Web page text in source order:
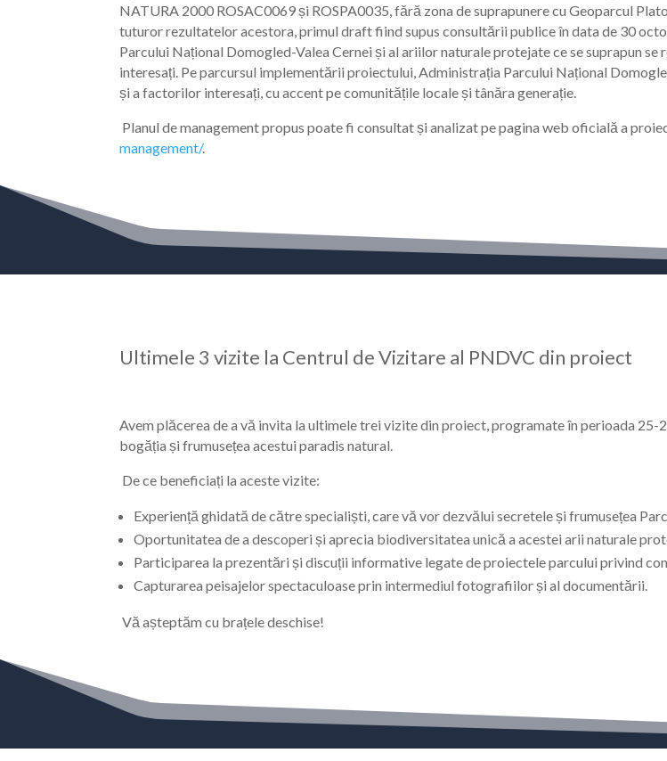
NATURA 2000 ROSAC0069 și ROSPA0035, fără zona de suprapunere cu Geoparcul
tuturor rezultatelor acestora, primul draft fiind supus consultării publice în data de 30
Parcului Național Domogled-Valea Cernei și al ariilor naturale protejate ce se suprapun
interesați. Pe parcursul implementării proiectului, Administrația Parcului Național
și a factorilor interesați, cu accent pe comunitățile locale și tânăra generație.
Planul de management propus poate fi consultat și analizat pe pagina web oficială a
management/.
Ultimele 3 vizite la Centrul de Vizitare al PNDVC din proiect
Avem plăcerea de a vă invita la ultimele trei vizite din proiect, programate în perioada
bogăția și frumusețea acestui paradis natural.
De ce beneficiați la aceste vizite:
Experiență ghidată de către specialiști, care vă vor dezvălui secretele și frumusețea
Oportunitatea de a descoperi și aprecia biodiversitatea unică a acestei arii naturale
Participarea la prezentări și discuții informative legate de proiectele parcului privind
Capturarea peisajelor spectaculoase prin intermediul fotografiilor și al documentării.
Vă așteptăm cu brațele deschise!